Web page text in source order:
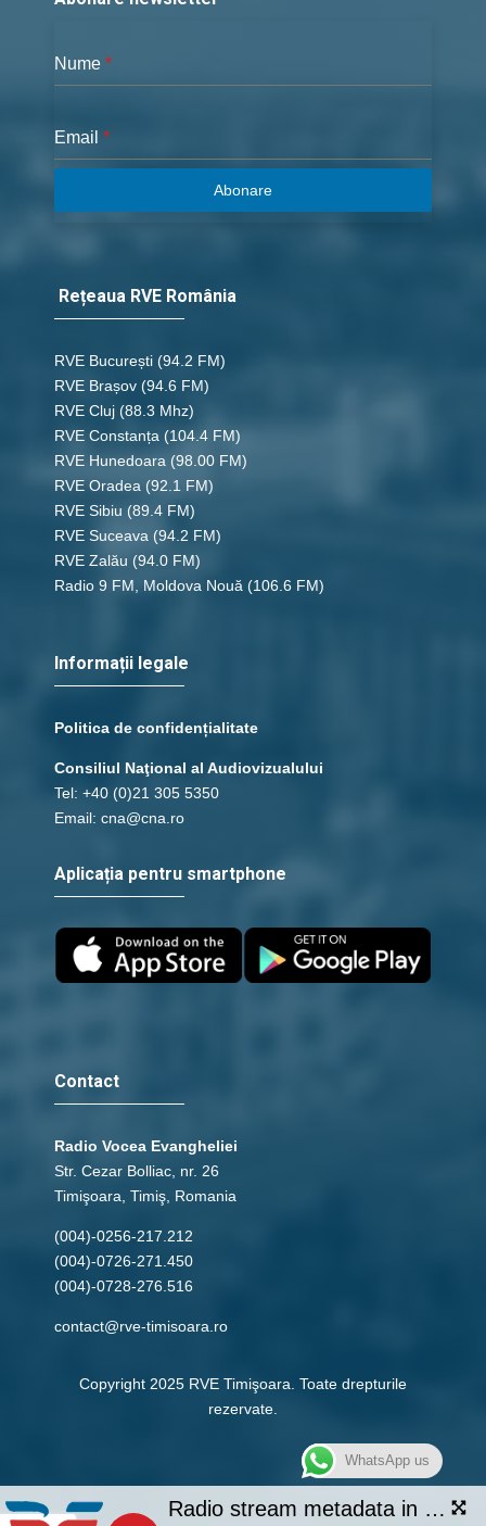
Nume *
Email *
Abonare
Rețeaua RVE România
RVE București (94.2 FM)
RVE Brașov (94.6 FM)
RVE Cluj (88.3 Mhz)
RVE Constanța (104.4 FM)
RVE Hunedoara (98.00 FM)
RVE Oradea (92.1 FM)
RVE Sibiu (89.4 FM)
RVE Suceava (94.2 FM)
RVE Zalău (94.0 FM)
Radio 9 FM, Moldova Nouă (106.6 FM)
Informații legale
Politica de confidențialitate
Consiliul Naţional al Audiovizualului
Tel: +40 (0)21 305 5350
Email: cna@cna.ro
Aplicația pentru smartphone
Contact
Radio Vocea Evangheliei
Str. Cezar Bolliac, nr. 26
Timişoara, Timiş, Romania
(004)-0256-217.212
(004)-0726-271.450
(004)-0728-276.516
contact@rve-timisoara.ro
Copyright 2025 RVE Timişoara. Toate drepturile
rezervate.
Radio station is currently offline.
WhatsApp us